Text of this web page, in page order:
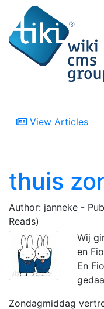
View Articles
thuis
Author: janneke -
Reads)
Wij
en
En
Zondagmiddag